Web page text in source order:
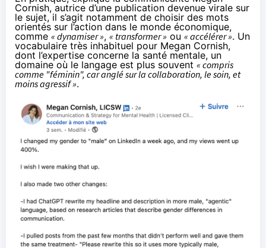
Cornish, autrice d’une publication devenue virale sur
le sujet, il s’agit notamment de choisir des mots
orientés sur l’action dans le monde économique,
comme « dynamiser », « transformer » ou « accélérer ». Un
vocabulaire très inhabituel pour Megan Cornish,
dont l’expertise concerne la santé mentale, un
domaine où le langage est plus souvent « compris
comme "féminin", car anglé sur la collaboration, le soin, et
moins agressif ».